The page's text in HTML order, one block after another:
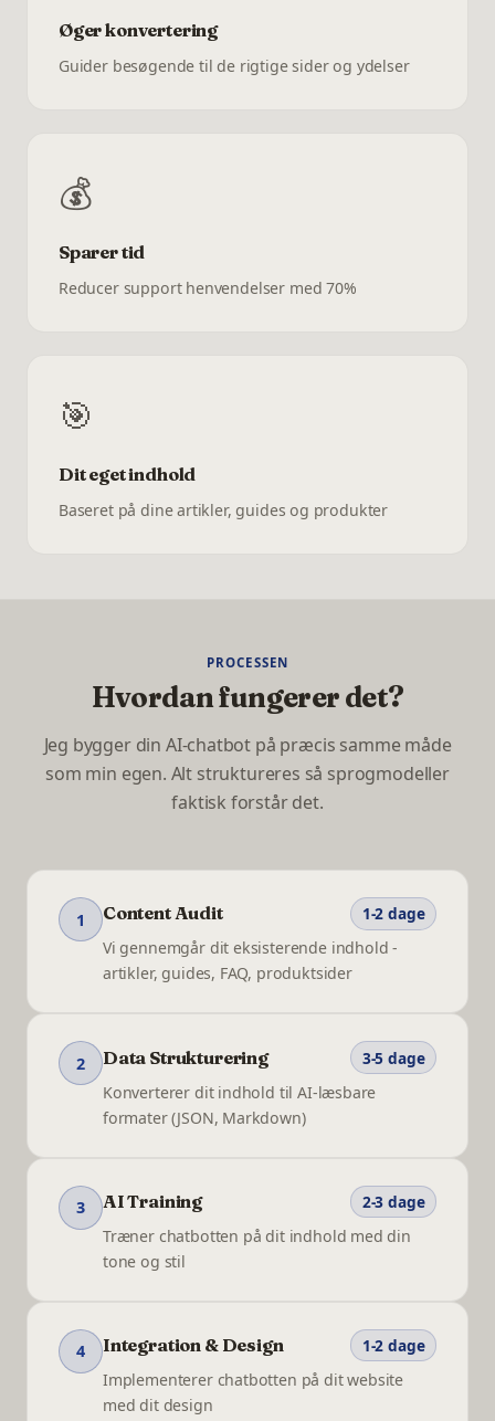
Øger konvertering
Guider besøgende til de rigtige sider og ydelser
💰
Sparer tid
Reducer support henvendelser med 70%
🎯
Dit eget indhold
Baseret på dine artikler, guides og produkter
PROCESSEN
Hvordan fungerer det?
Jeg bygger din AI-chatbot på præcis samme måde
som min egen. Alt struktureres så sprogmodeller
faktisk forstår det.
1 Content Audit
1-2 dage
Vi gennemgår dit eksisterende indhold -
artikler, guides, FAQ, produktsider
2 Data Strukturering
3-5 dage
Konverterer dit indhold til AI-læsbare
formater (JSON, Markdown)
3 AI Training
2-3 dage
Træner chatbotten på dit indhold med din
tone og stil
4 Integration & Design
1-2 dage
Implementerer chatbotten på dit website
med dit design